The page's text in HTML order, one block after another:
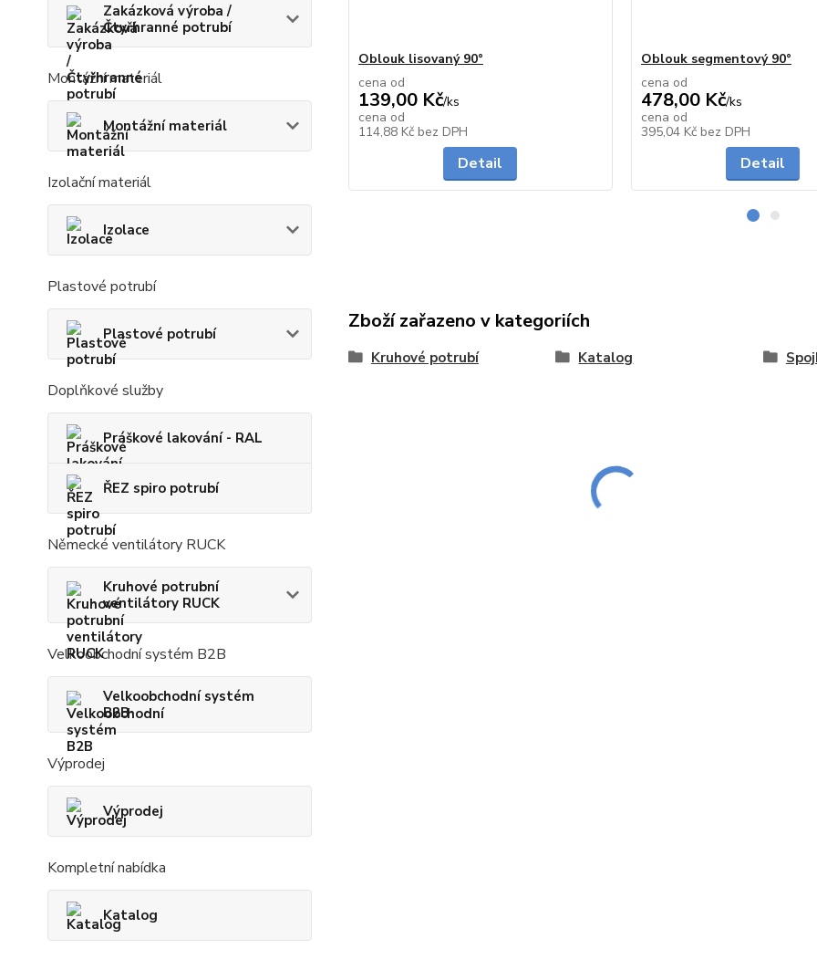
Zakázková výroba /
Čtyřhranné potrubí
Montážní materiál
Montážní materiál
Izolační materiál
Izolace
Plastové potrubí
Plastové potrubí
Doplňkové služby
Práškové lakování - RAL
ŘEZ spiro potrubí
Německé ventilátory RUCK
Kruhové potrubní
ventilátory RUCK
Velkoobchodní systém B2B
Velkoobchodní systém
B2B
Výprodej
Výprodej
Kompletní nabídka
Katalog
Oblouk lisovaný 90°
cena od
139,00 Kč/ks
cena od
114,88 Kč bez DPH
Detail
Oblouk segmentový 90°
cena od
478,00 Kč/ks
cena od
395,04 Kč bez DPH
Detail
Zboží zařazeno v kategoriích
Kruhové potrubí Katalog